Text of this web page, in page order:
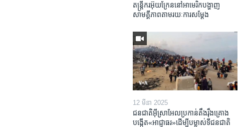
តន្ត្រីករ​អ៊ុយក្រែន​នៅ​អាមេរិក​បង្ហាញ​
សាមគ្គីភាព​តាម​រយៈ​ការសម្តែង
12 មីនា 2025
ជនជាតិ​អ៊ីស្រាអែល​ប្រកាន់​តឹងរ៉ឹង​គ្រោង​
បង្កើត​«អាជ្ញាធរ‍»​ដើម្បី​បម្លាស់​ទី​ជនជាតិ​